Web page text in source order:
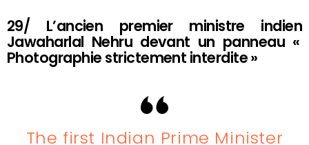
29/ L’ancien premier ministre indien
Jawaharlal Nehru devant un panneau «
Photographie strictement interdite »
The first Indian Prime Minister